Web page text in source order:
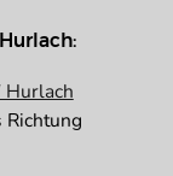
Hurlach
Richtung